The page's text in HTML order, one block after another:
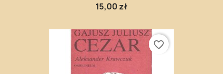
15,00 zł
favorite_border